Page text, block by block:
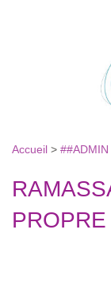
Accueil > ##ADMIN